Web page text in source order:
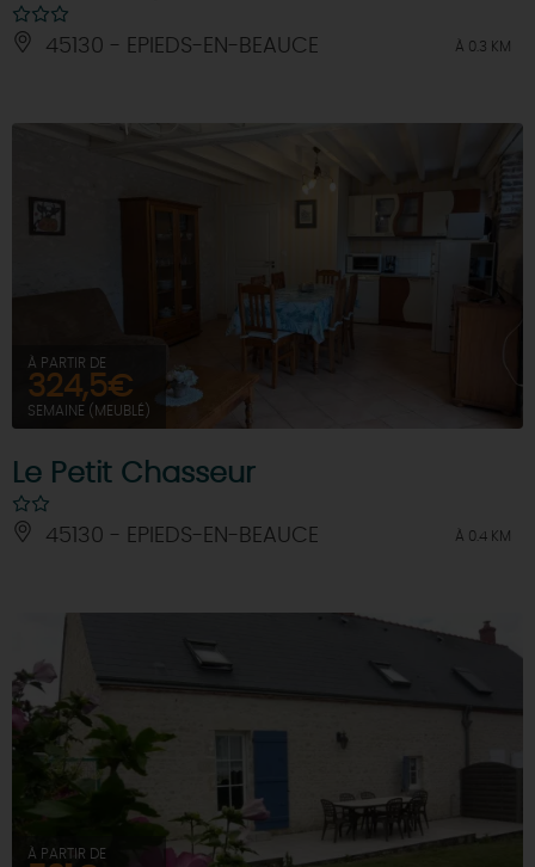
45130 - EPIEDS-EN-BEAUCE À 0.3 KM
À PARTIR DE
324,5€
SEMAINE (MEUBLÉ)
Le Petit Chasseur
45130 - EPIEDS-EN-BEAUCE À 0.4 KM
À PARTIR DE